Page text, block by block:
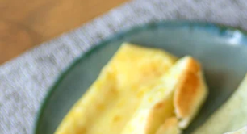
自分の理想の味に近づ
すね！」と、目を輝か
らこそ、妥協したくな
物の味にそのまま表れ